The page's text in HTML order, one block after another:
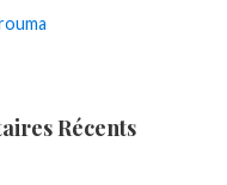
Récents